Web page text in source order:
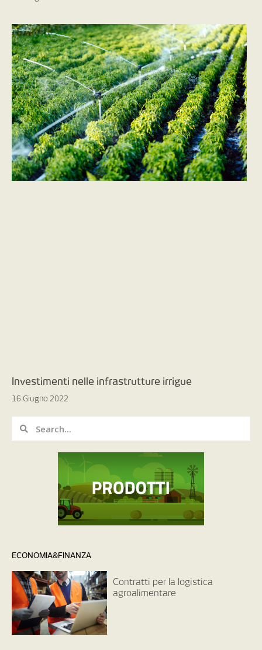
Investimenti nelle infrastrutture irrigue
16 Giugno 2022
ECONOMIA&FINANZA
Contratti per la logistica
agroalimentare